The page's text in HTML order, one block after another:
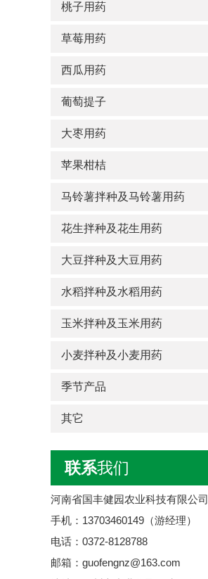
桃子用药
草莓用药
西瓜用药
葡萄提子
大枣用药
苹果柑桔
马铃薯拌种及马铃薯用药
花生拌种及花生用药
大豆拌种及大豆用药
水稻拌种及水稻用药
玉米拌种及玉米用药
小麦拌种及小麦用药
季节产品
其它
联系我们
河南省国丰健园农业科技有限公司
手机：13703460149（游经理）
电话：0372-8128788
邮箱：guofengnz@163.com